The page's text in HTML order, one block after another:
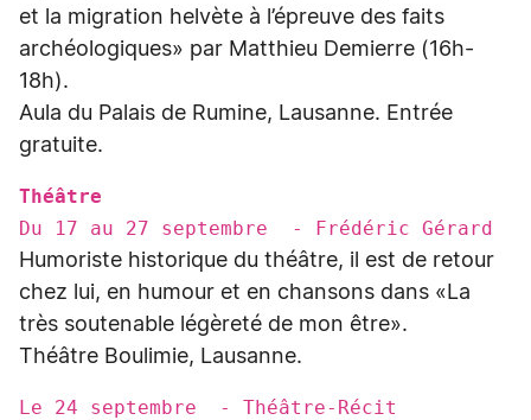
et la migration helvète à l’épreuve des faits
archéologiques» par Matthieu Demierre (16h-
18h).
Aula du Palais de Rumine, Lausanne. Entrée
gratuite.
Théâtre
Du 17 au 27 septembre - Frédéric Gérard
Humoriste historique du théâtre, il est de retour
chez lui, en humour et en chansons dans «La
très soutenable légèreté de mon être».
Théâtre Boulimie, Lausanne.
Le 24 septembre - Théâtre-Récit